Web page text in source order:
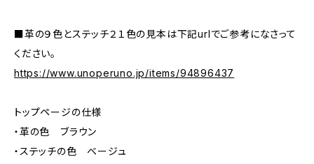
■革の９色とステッチ２１色の見本は下記urlでご参考になさって
ください。
https://www.unoperuno.jp/items/94896437
トップページの仕様
・革の色 ブラウン
・ステッチの色 ベージュ